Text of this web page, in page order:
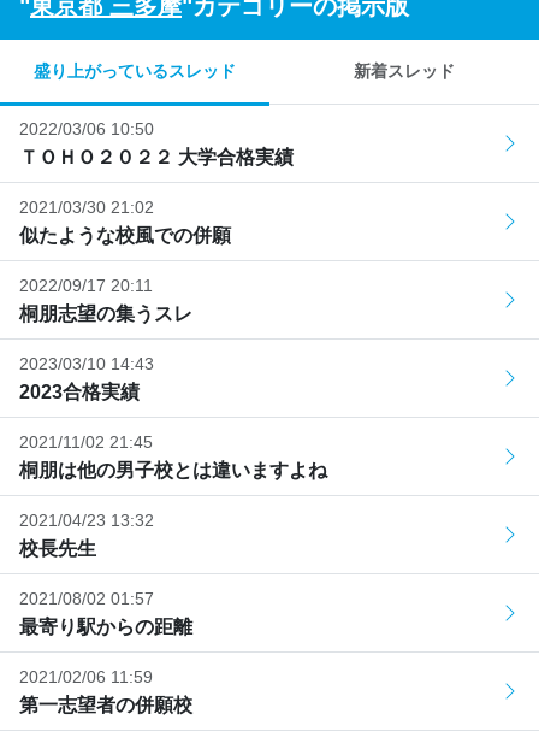
"東京都 三多摩"カテゴリーの掲示版
盛り上がっているスレッド 新着スレッド
2022/03/06 10:50
ＴＯＨＯ２０２２ 大学合格実績
2021/03/30 21:02
似たような校風での併願
2022/09/17 20:11
桐朋志望の集うスレ
2023/03/10 14:43
2023合格実績
2021/11/02 21:45
桐朋は他の男子校とは違いますよね
2021/04/23 13:32
校長先生
2021/08/02 01:57
最寄り駅からの距離
2021/02/06 11:59
第一志望者の併願校